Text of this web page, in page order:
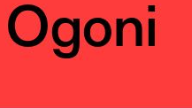
Ogoni